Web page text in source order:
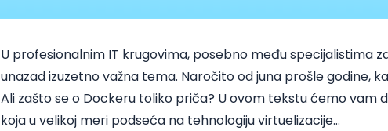
U profesionalnim IT krugovima, posebno među specijalistima
unazad izuzetno važna tema. Naročito od juna prošle godine,
Ali zašto se o Dockeru toliko priča? U ovom tekstu ćemo vam
koja u velikoj meri podseća na tehnologiju virtuelizacije…